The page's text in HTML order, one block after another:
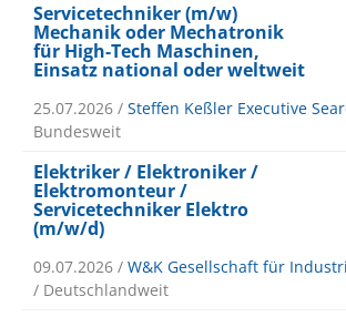
Servicetechniker (m/w)
Mechanik oder Mechatronik
für High-Tech Maschinen,
Einsatz national oder weltweit
25.07.2026 / Steffen Keßler Executive
Bundesweit
Elektriker / Elektroniker /
Elektromonteur /
Servicetechniker Elektro
(m/w/d)
09.07.2026 / W&K Gesellschaft für
/ Deutschlandweit